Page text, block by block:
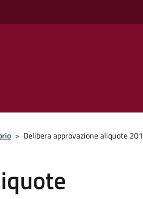
> Delibera approvazione aliquote